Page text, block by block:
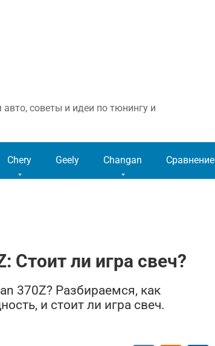
советы и идеи по тюнингу и
Chery Geely Changan Сравнение
Стоит ли игра свеч?
370Z? Разбираемся, как
и стоит ли игра свеч.